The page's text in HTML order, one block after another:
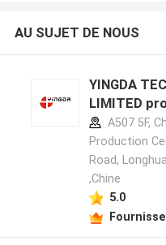
AU SUJET DE NOUS
YINGDA
LIMITED
A507 5F,
Production
Road,
,Chine
5.0